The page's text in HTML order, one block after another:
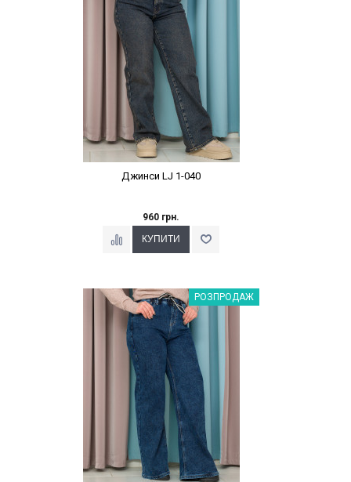
Джинси LJ 1-040
960 грн.
Наклейки Варіант з %РОЗПРОДАЖ